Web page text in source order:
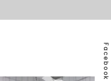
Facebook